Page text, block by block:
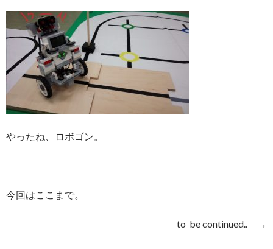
やったね、ロボゴン。
今回はここまで。
to be continued.. →